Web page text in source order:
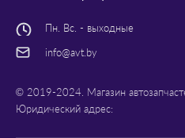
Пн. Вс. - выходные
info@avt.by
© 2019-2024. Магазин
Юридический адрес: